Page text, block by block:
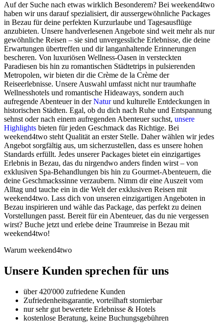
Auf der Suche nach etwas wirklich Besonderem? Bei weekend4two
haben wir uns darauf spezialisiert, dir aussergewöhnliche Packages
in Bezau für deine perfekten Kurzurlaube und Tagesausflüge
anzubieten. Unsere handverlesenen Angebote sind weit mehr als nur
gewöhnliche Reisen – sie sind unvergessliche Erlebnisse, die deine
Erwartungen übertreffen und dir langanhaltende Erinnerungen
bescheren. Von luxuriösen Wellness-Oasen in versteckten
Paradiesen bis hin zu romantischen Städtetrips in pulsierenden
Metropolen, wir bieten dir die Crème de la Crème der
Reiseerlebnisse. Unsere Auswahl umfasst nicht nur traumhafte
Wellnesshotels und romantische Hideaways, sondern auch
aufregende Abenteuer in derNaturund kulturelle Entdeckungen in
historischen Städten. Egal, ob du dich nach Ruhe und Entspannung
sehnst oder nach einem aufregenden Abenteuer suchst, unsere
Highlights bieten für jeden Geschmack das Richtige. Bei
weekend4two steht Qualität an erster Stelle. Daher wählen wir jedes
Angebot sorgfältig aus, um sicherzustellen, dass es unsere hohen
Standards erfüllt. Jedes unserer Packages bietet ein einzigartiges
Erlebnis in Bezau, das du nirgendwo anders finden wirst – von
exklusiven Spa-Behandlungen bis hin zu Gourmet-Abenteuern, die
deine Geschmackssinne verzaubern. Nimm dir eine Auszeit vom
Alltag und tauche ein in die Welt der exklusiven Reisen mit
weekend4two. Lass dich von unseren einzigartigen Angeboten in
Bezau inspirieren und wähle das Package, das perfekt zu deinen
Vorstellungen passt. Bereit für ein Abenteuer, das du nie vergessen
wirst? Buche jetzt und erlebe deine Traumreise in Bezau mit
weekend4two!
Warum weekend4two
Unsere Kunden sprechen für uns
über 420'000 zufriedene Kunden
Zufriedenheitsgarantie, vorteilhaft stornierbar
nur sehr gut bewertete Erlebnisse & Hotels
kostenlose Beratung, keine Buchungsgebühren